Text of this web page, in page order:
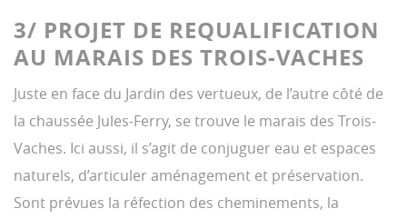
3/ PROJET DE REQUALIFICATION
AU MARAIS DES TROIS-VACHES
Juste en face du Jardin des vertueux, de l’autre côté de
la chaussée Jules-Ferry, se trouve le marais des Trois-
Vaches. Ici aussi, il s’agit de conjuguer eau et espaces
naturels, d’articuler aménagement et préservation.
Sont prévues la réfection des cheminements, la